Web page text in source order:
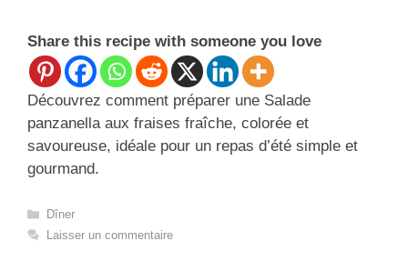
Share this recipe with someone you love
Découvrez comment préparer une Salade
panzanella aux fraises fraîche, colorée et
savoureuse, idéale pour un repas d’été simple et
gourmand.
Catégories
Dîner
Laisser un commentaire